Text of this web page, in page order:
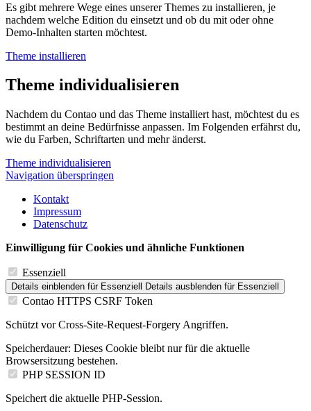
Es gibt mehrere Wege eines unserer Themes zu installieren, je
nachdem welche Edition du einsetzt und ob du mit oder ohne
Demo-Inhalten starten möchtest.
Theme installieren
Theme individualisieren
Nachdem du Contao und das Theme installiert hast, möchtest du es
bestimmt an deine Bedürfnisse anpassen. Im Folgenden erfährst du,
wie du Farben, Schriftarten und mehr änderst.
Theme individualisieren
Navigation überspringen
Kontakt
Impressum
Datenschutz
Einwilligung für Cookies und ähnliche Funktionen
Essenziell
Details einblenden für Essenziell Details ausblenden für Essenziell
Contao HTTPS CSRF Token
Schützt vor Cross-Site-Request-Forgery Angriffen.
Speicherdauer: Dieses Cookie bleibt nur für die aktuelle
Browsersitzung bestehen.
PHP SESSION ID
Speichert die aktuelle PHP-Session.